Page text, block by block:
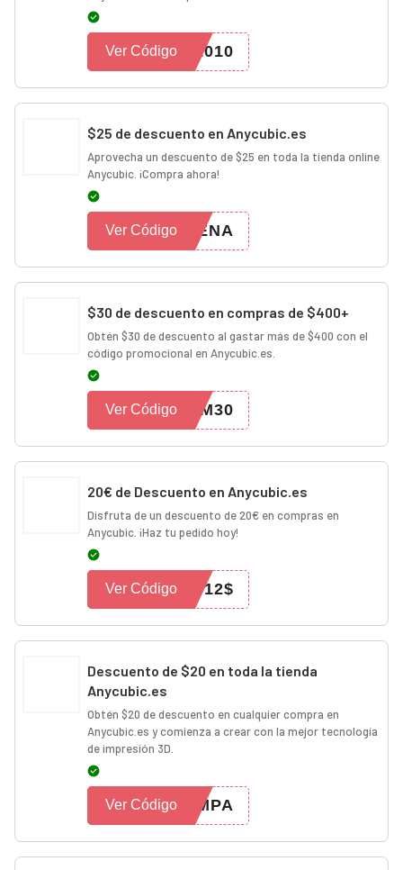
1010
Ver Código
$25 de descuento en Anycubic.es
Aprovecha un descuento de $25 en toda la tienda online
Anycubic. ¡Compra ahora!
BENA
Ver Código
$30 de descuento en compras de $400+
Obtén $30 de descuento al gastar más de $400 con el
código promocional en Anycubic.es.
CM30
Ver Código
20€ de Descuento en Anycubic.es
Disfruta de un descuento de 20€ en compras en
Anycubic. ¡Haz tu pedido hoy!
B12$
Ver Código
Descuento de $20 en toda la tienda
Anycubic.es
Obtén $20 de descuento en cualquier compra en
Anycubic.es y comienza a crear con la mejor tecnología
de impresión 3D.
MPA
Ver Código